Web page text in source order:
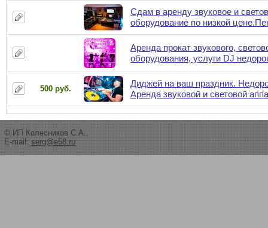
Сдам в аренду звуковое и
оборудование по низкой
Аренда прокат звукового,
оборудования, услуги DJ
500 руб.
Диджей на ваш праздник.
Аренда звуковой и световой
© ИП Колесников С.А.,
E-mail: serg@e58.ru